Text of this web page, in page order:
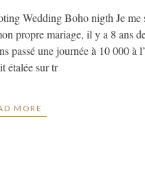
Wedding Boho nigth Je me
propre mariage, il y a 8 ans
passé une journée à 10 000 à
étalée sur tr
MORE